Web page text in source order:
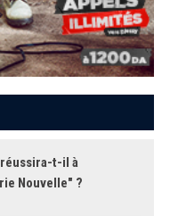
t-il à
Nouvelle" ?